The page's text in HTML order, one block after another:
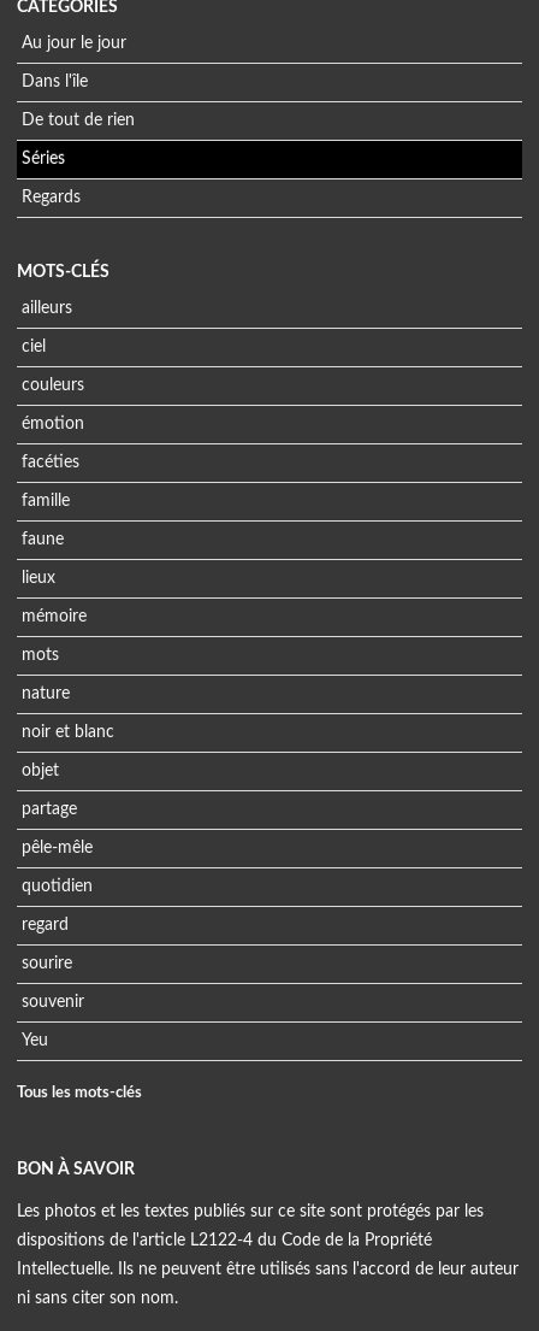
CATÉGORIES
Au jour le jour
Dans l'île
De tout de rien
Séries
Regards
MOTS-CLÉS
ailleurs
ciel
couleurs
émotion
facéties
famille
faune
lieux
mémoire
mots
nature
noir et blanc
objet
partage
pêle-mêle
quotidien
regard
sourire
souvenir
Yeu
Tous les mots-clés
BON À SAVOIR
Les photos et les textes publiés sur ce site sont protégés par les
dispositions de l'article L2122-4 du Code de la Propriété
Intellectuelle. Ils ne peuvent être utilisés sans l'accord de leur auteur
ni sans citer son nom.